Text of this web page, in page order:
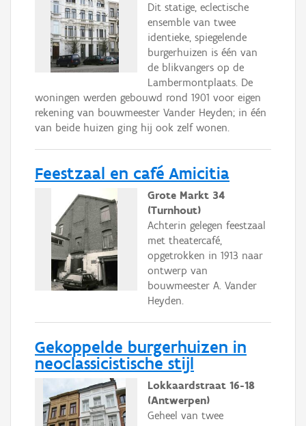
Dit statige, eclectische
ensemble van twee
identieke, spiegelende
burgerhuizen is één van
de blikvangers op de
Lambermontplaats. De
woningen werden gebouwd rond 1901 voor eigen
rekening van bouwmeester Vander Heyden; in één
van beide huizen ging hij ook zelf wonen.
Feestzaal en café Amicitia
Grote Markt 34
(Turnhout)
Achterin gelegen feestzaal
met theatercafé,
opgetrokken in 1913 naar
ontwerp van
bouwmeester A. Vander
Heyden.
Gekoppelde burgerhuizen in
neoclassicistische stijl
Lokkaardstraat 16-18
(Antwerpen)
Geheel van twee